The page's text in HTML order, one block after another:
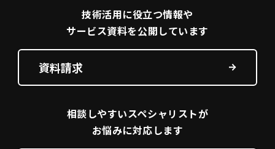
技術活用に役立つ情報や
サービス資料を公開しています
資料請求
相談しやすいスペシャリストが
お悩みに対応します